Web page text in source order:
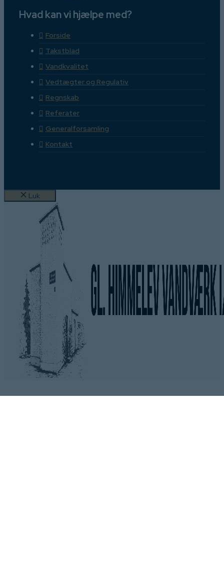
Hvad kan vi hjælpe med?
Forside
Takstblad
Vandkvalitet
Vedtægter og Regulativ
Regnskab
Referater
Generalforsamling
Kontakt
Luk